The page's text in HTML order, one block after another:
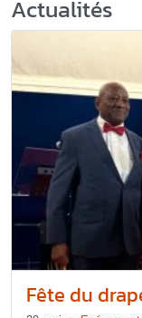
Actualités
Fête du